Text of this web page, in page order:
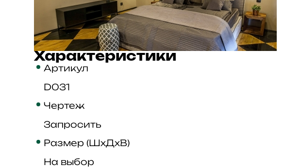
Характеристики
Артикул
D031
Чертеж
Запросить
Размер (ШхДхВ)
На выбор